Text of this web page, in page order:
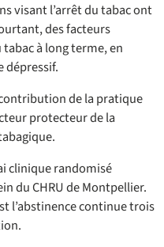
visant l’arrêt du tabac ont
des facteurs
à long terme, en
dépressif.
de la pratique
protecteur de la
clinique randomisé
du CHRU de Montpellier.
l’abstinence continue trois